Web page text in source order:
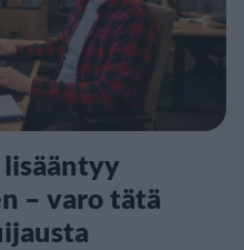
– varo tätä